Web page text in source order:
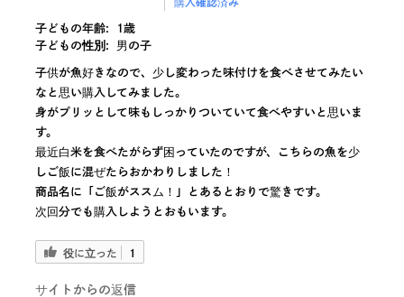
子どもの年齢:
1歳
子どもの性別:
男の子
子供が魚好きなので、少し変わった味付けを食べさせてみたい
なと思い購入してみました。
身がプリッとして味もしっかりついていて食べやすいと思いま
す。
最近白米を食べたがらず困っていたのですが、こちらの魚を少
しご飯に混ぜたらおかわりしました！
商品名に「ご飯がススム！」とあるとおりで驚きです。
次回分でも購入しようとおもいます。
役に立った 1
サイトからの返信